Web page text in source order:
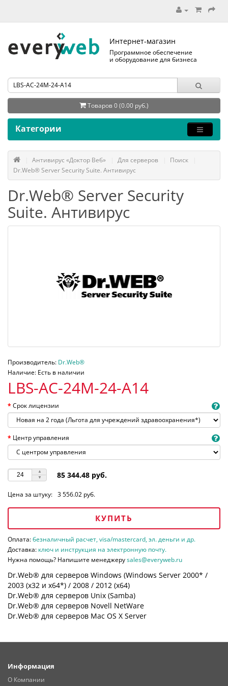
Интернет-магазин
Программное обеспечение
и оборудование для бизнеса
Товаров 0 (0.00 руб.)
Категории
Антивирус «Доктор Веб» Для серверов
Поиск
Dr.Web® Server Security Suite. Антивирус
Dr.Web® Server Security
Suite. Антивирус
Производитель: Dr.Web®
Наличие: Есть в наличии
LBS-AC-24M-24-A14
Срок лицензии
Центр управления
85 344.48 руб.
Цена за штуку: 3 556.02 руб.
КУПИТЬ
Оплата:безналичный расчет, visa/mastercard, эл. деньги и др.
Доставка: ключ и инструкция на электронную почту.
Нужна помощь? Напишите менеджеруsales@everyweb.ru
Dr.Web® для серверов Windows (Windows Server 2000* /
2003 (х32 и х64*) / 2008 / 2012 (х64)
Dr.Web® для серверов Unix (Samba)
Dr.Web® для серверов Novell NetWare
Dr.Web® для серверов Mac OS X Server
Информация
О Компании